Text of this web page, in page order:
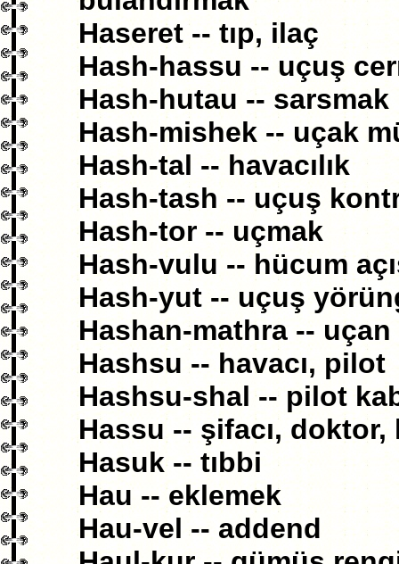
Haseret -- tıp, ilaç
Hash-hassu -- uçuş
Hash-hutau -- sarsmak
Hash-mishek -- uçak
Hash-tal -- havacılık
Hash-tash -- uçuş
Hash-tor -- uçmak
Hash-vulu -- hücum
Hash-yut -- uçuş
Hashan-mathra --
Hashsu -- havacı, pilot
Hashsu-shal -- pilot
Hassu -- şifacı, doktor,
Hasuk -- tıbbi
Hau -- eklemek
Hau-vel -- addend